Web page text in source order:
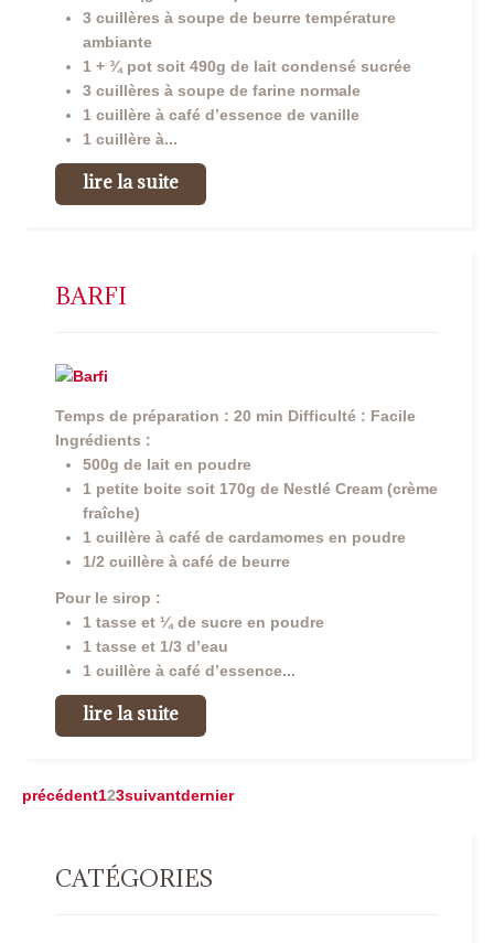
3 cuillères à soupe de beurre température
ambiante
1 + ¾ pot soit 490g de lait condensé sucrée
3 cuillères à soupe de farine normale
1 cuillère à café d’essence de vanille
1 cuillère à...
lire la suite
BARFI
Temps de préparation : 20 min Difficulté : Facile
Ingrédients :
500g de lait en poudre
1 petite boite soit 170g de Nestlé Cream (crème
fraîche)
1 cuillère à café de cardamomes en poudre
1/2 cuillère à café de beurre
Pour le sirop :
1 tasse et ¼ de sucre en poudre
1 tasse et 1/3 d’eau
1 cuillère à café d’essence...
lire la suite
précédent123suivantdernier
CATÉGORIES